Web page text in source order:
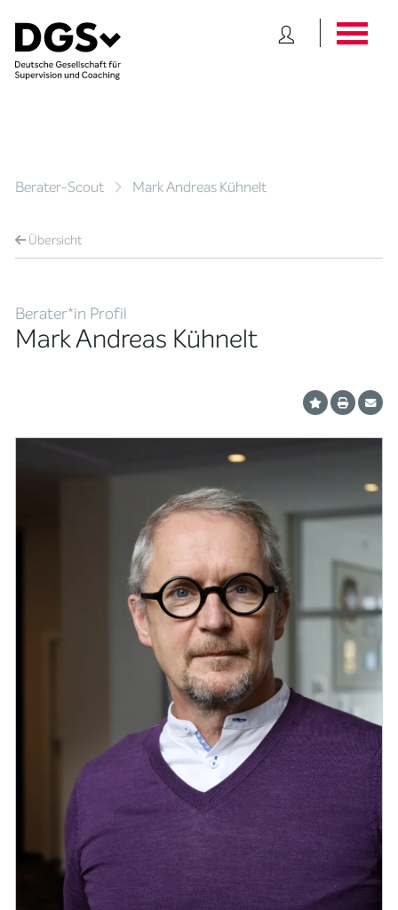
Berater-Scout Mark Andreas Kühnelt
Übersicht
Berater*in Profil
Mark Andreas Kühnelt